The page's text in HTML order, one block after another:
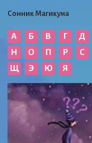
Сонник Магикума
А Б В Г Д
Н
О П Р С
Щ
Э Ю Я